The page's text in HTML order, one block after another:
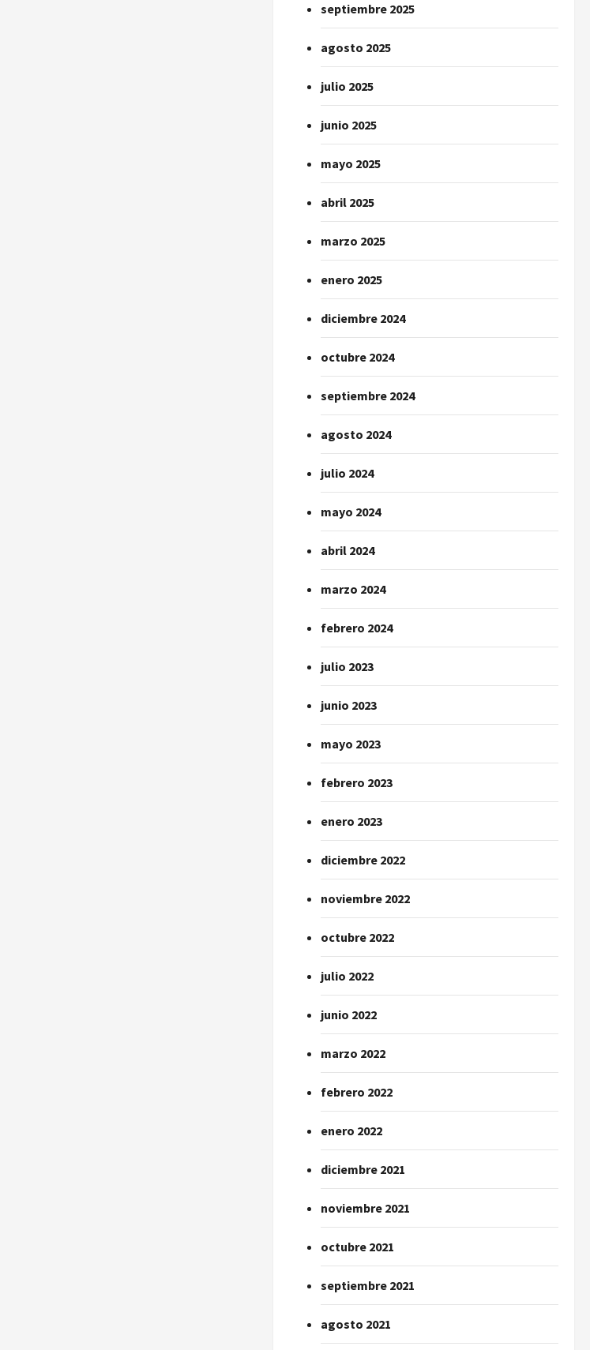
septiembre 2025
agosto 2025
julio 2025
junio 2025
mayo 2025
abril 2025
marzo 2025
enero 2025
diciembre 2024
octubre 2024
septiembre 2024
agosto 2024
julio 2024
mayo 2024
abril 2024
marzo 2024
febrero 2024
julio 2023
junio 2023
mayo 2023
febrero 2023
enero 2023
diciembre 2022
noviembre 2022
octubre 2022
julio 2022
junio 2022
marzo 2022
febrero 2022
enero 2022
diciembre 2021
noviembre 2021
octubre 2021
septiembre 2021
agosto 2021